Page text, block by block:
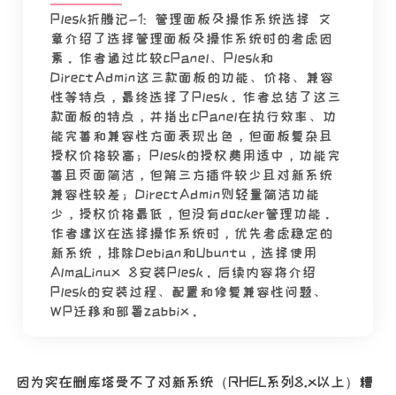
Plesk折腾记-1: 管理面板及操作系统选择 文
章介绍了选择管理面板及操作系统时的考虑因
素。作者通过比较cPanel、Plesk和
DirectAdmin这三款面板的功能、价格、兼容
性等特点，最终选择了Plesk。作者总结了这三
款面板的特点，并指出cPanel在执行效率、功
能完善和兼容性方面表现出色，但面板复杂且
授权价格较高；Plesk的授权费用适中，功能完
善且页面简洁，但第三方插件较少且对新系统
兼容性较差；DirectAdmin则轻量简洁功能
少，授权价格最低，但没有docker管理功能。
作者建议在选择操作系统时，优先考虑稳定的
新系统，排除Debian和Ubuntu，选择使用
AlmaLinux 8安装Plesk。后续内容将介绍
Plesk的安装过程、配置和修复兼容性问题、
WP迁移和部署zabbix。
因为实在删库塔受不了对新系统（RHEL系列8.x以上）糟